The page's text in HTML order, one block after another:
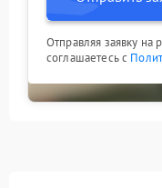
Отправляя заявку на
соглашаетесь с